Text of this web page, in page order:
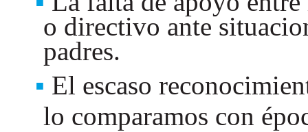
o directivo ante
padres.
El escaso
lo comparamos con